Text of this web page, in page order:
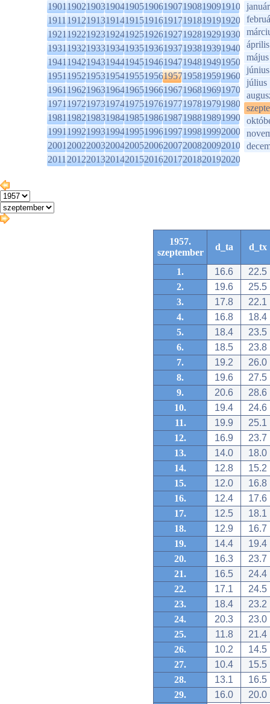
1901190219031904190519061907190819091910
1911191219131914191519161917191819191920
1921192219231924192519261927192819291930
1931193219331934193519361937193819391940
1941194219431944194519461947194819491950
1951195219531954195519561957195819591960
1961196219631964196519661967196819691970
1971197219731974197519761977197819791980
1981198219831984198519861987198819891990
1991199219931994199519961997199819992000
2001200220032004200520062007200820092010
2011201220132014201520162017201820192020
január
április
május
június
július
1957.
szeptember
d_ta d_tx
1. 16.6
22.5
2.
19.6
25.5
3.
17.8
22.1
4.
16.8
18.4
5.
18.4
23.5
6.
18.5
23.8
7.
19.2
26.0
8.
19.6
27.5
9.
20.6
28.6
10.
19.4
24.6
11.
19.9
25.1
12.
16.9
23.7
13.
14.0
18.0
14.
12.8
15.2
15.
12.0
16.8
16.
12.4
17.6
17.
12.5
18.1
18.
12.9
16.7
19.
14.4
19.4
20.
16.3
23.7
21.
16.5
24.4
22.
17.1
24.5
23.
18.4
23.2
24.
20.3
23.0
25.
11.8
21.4
26.
10.2
14.5
27.
10.4
15.5
28.
13.1
16.5
29.
16.0
20.0